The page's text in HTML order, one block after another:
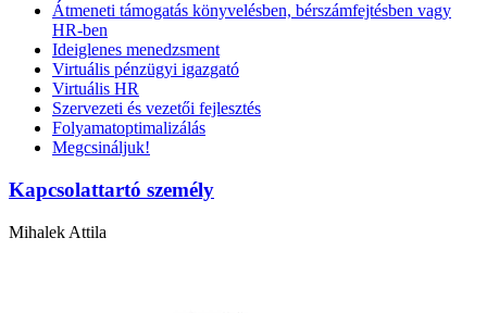
Átmeneti támogatás könyvelésben, bérszámfejtésben vagy
HR-ben
Ideiglenes menedzsment
Virtuális pénzügyi igazgató
Virtuális HR
Szervezeti és vezetői fejlesztés
Folyamatoptimalizálás
Megcsináljuk!
Kapcsolattartó személy
Mihalek Attila